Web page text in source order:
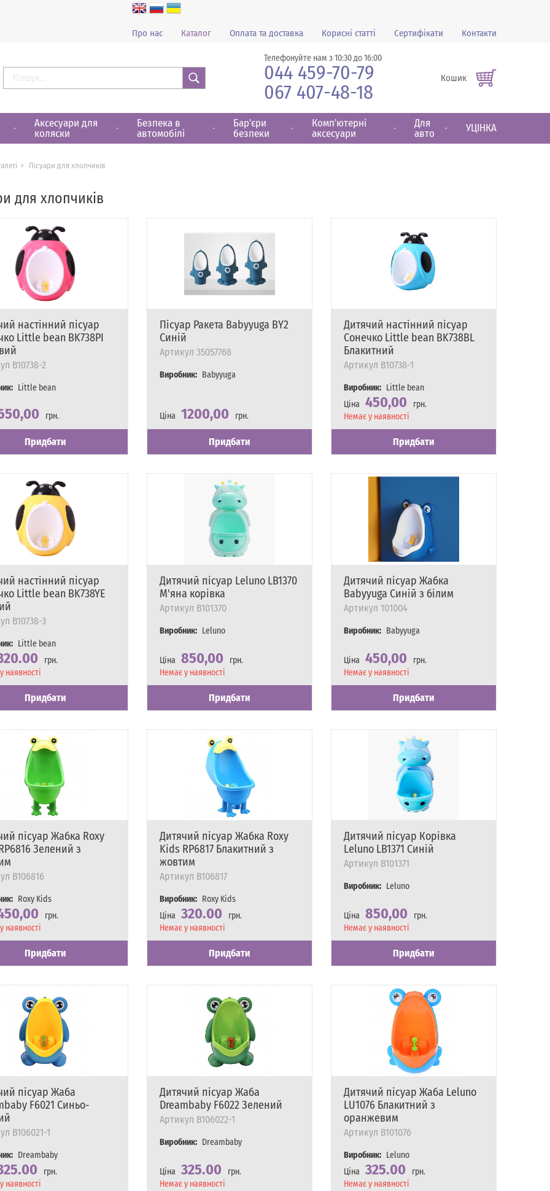
Про нас Каталог Оплата та доставка Корисні статті Сертифікати Контакти
Телефонуйте нам з 10:30 до 16:00
044 459-70-79
067 407-48-18
Кошик
Аксесуари для
коляски
Безпека в
автомобілі
Бар'єри
безпеки
Комп'ютерні
аксесуари
Для
авто
УЦІНКА
Пісуари для хлопчиків
для хлопчиків
настінний пісуар
Little bean BK738PI
B10738-2
Little bean
грн.
Придбати
Пісуар Ракета Babyyuga BY2
Синій
Артикул 35057768
Виробник: Babyyuga
Ціна 1200,00
грн.
Наявність
Є в наявності
Придбати
Дитячий настінний пісуар
Сонечко Little bean BK738BL
Блакитний
Артикул B10738-1
Виробник: Little bean
Ціна 450,00
грн.
Наявність
Немає у наявності
Придбати
настінний пісуар
Little bean BK738YE
B10738-3
Little bean
грн.
наявності
Придбати
Дитячий пісуар Leluno LB1370
М'яна корівка
Артикул B101370
Виробник: Leluno
Ціна 850,00
грн.
Наявність
Немає у наявності
Придбати
Дитячий пісуар Жабка
Babyyuga Синій з білим
Артикул 101004
Виробник: Babyyuga
Ціна 450,00
грн.
Наявність
Немає у наявності
Придбати
пісуар Жабка Roxy
Зелений з
B106816
Roxy Kids
грн.
наявності
Придбати
Дитячий пісуар Жабка Roxy
Kids RP6817 Блакитний з
жовтим
Артикул B106817
Виробник: Roxy Kids
Ціна 320.00
грн.
Наявність
Немає у наявності
Придбати
Дитячий пісуар Корівка
Leluno LB1371 Синій
Артикул B101371
Виробник: Leluno
Ціна 850,00
грн.
Наявність
Немає у наявності
Придбати
пісуар Жаба
F6021 Синьо-
B106021-1
Dreambaby
грн.
наявності
Дитячий пісуар Жаба
Dreambaby F6022 Зелений
Артикул B106022-1
Виробник: Dreambaby
Ціна 325.00
грн.
Наявність
Немає у наявності
Дитячий пісуар Жаба Leluno
LU1076 Блакитний з
оранжевим
Артикул B101076
Виробник: Leluno
Ціна 325.00
грн.
Наявність
Немає у наявності